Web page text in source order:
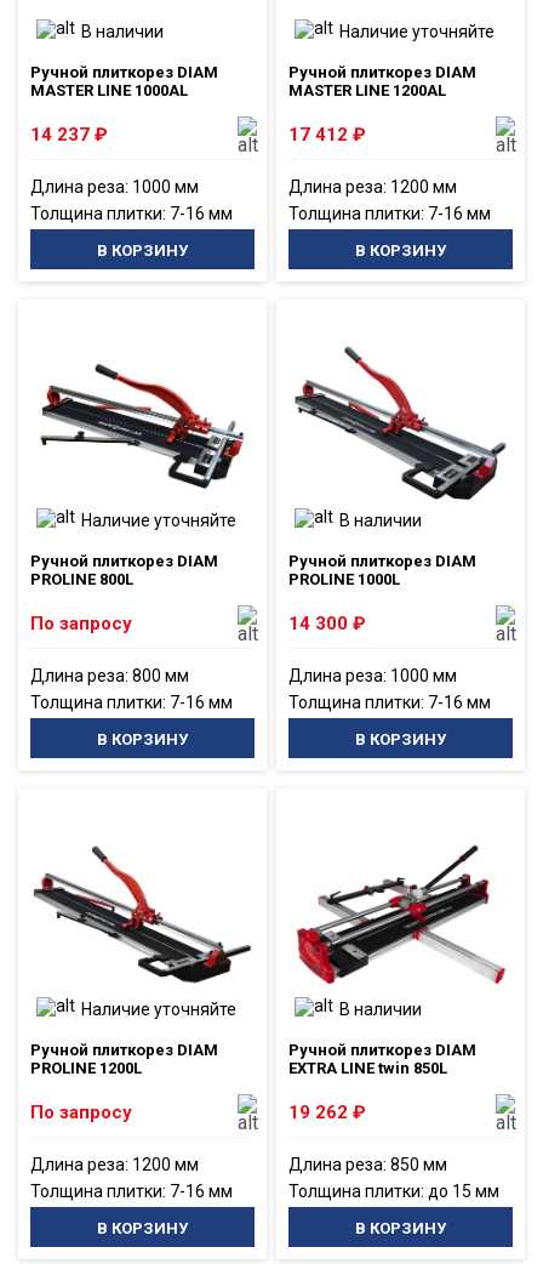
В наличии
Ручной плиткорез DIAM
MASTER LINE 1000AL
14 237 ₽
Длина реза: 1000 мм
Толщина плитки: 7-16 мм
В КОРЗИНУ
Наличие уточняйте
Ручной плиткорез DIAM
MASTER LINE 1200AL
17 412₽
Длина реза: 1200 мм
Толщина плитки: 7-16 мм
В КОРЗИНУ
Наличие уточняйте
Ручной плиткорез DIAM
PROLINE 800L
По запросу
Длина реза: 800 мм
Толщина плитки: 7-16 мм
В КОРЗИНУ
В наличии
Ручной плиткорез DIAM
PROLINE 1000L
14 300₽
Длина реза: 1000 мм
Толщина плитки: 7-16 мм
В КОРЗИНУ
Наличие уточняйте
Ручной плиткорез DIAM
PROLINE 1200L
По запросу
Длина реза: 1200 мм
Толщина плитки: 7-16 мм
В КОРЗИНУ
В наличии
Ручной плиткорез DIAM
EXTRA LINE twin 850L
19 262₽
Длина реза: 850 мм
Толщина плитки: до 15 мм
В КОРЗИНУ